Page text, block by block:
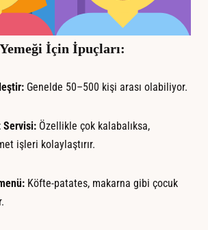
İçin İpuçları:
Genelde 50–500 kişi arası olabiliyor.
Servisi: Özellikle çok kalabalıksa,
işleri kolaylaştırır.
Köfte-patates, makarna gibi çocuk